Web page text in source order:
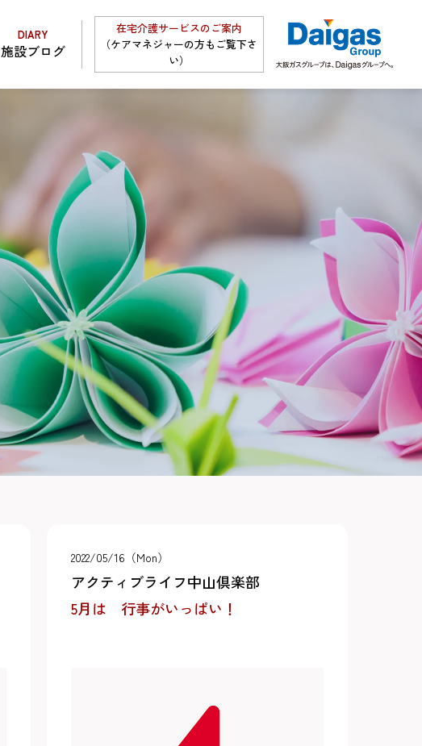
DIARY
施設ブログ
在宅介護サービスのご案内
（ケアマネジャーの方もご覧下さ
い）
2022/05/16（Mon）
アクティブライフ中山倶楽部
5月は 行事がいっぱい！